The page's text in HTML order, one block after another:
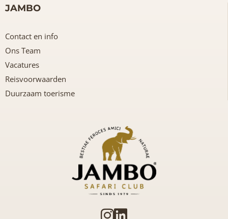
JAMBO
Contact en info
Ons Team
Vacatures
Reisvoorwaarden
Duurzaam toerisme